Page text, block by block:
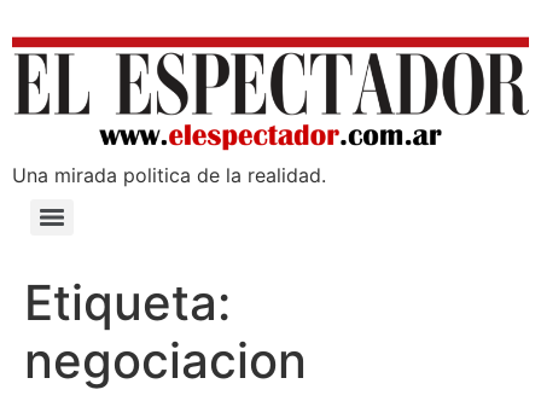
Una mirada poli­tica de la realidad.
Etiqueta:
negociacion